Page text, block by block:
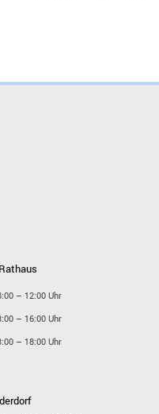
– 12:00 Uhr
– 16:00 Uhr
– 18:00 Uhr